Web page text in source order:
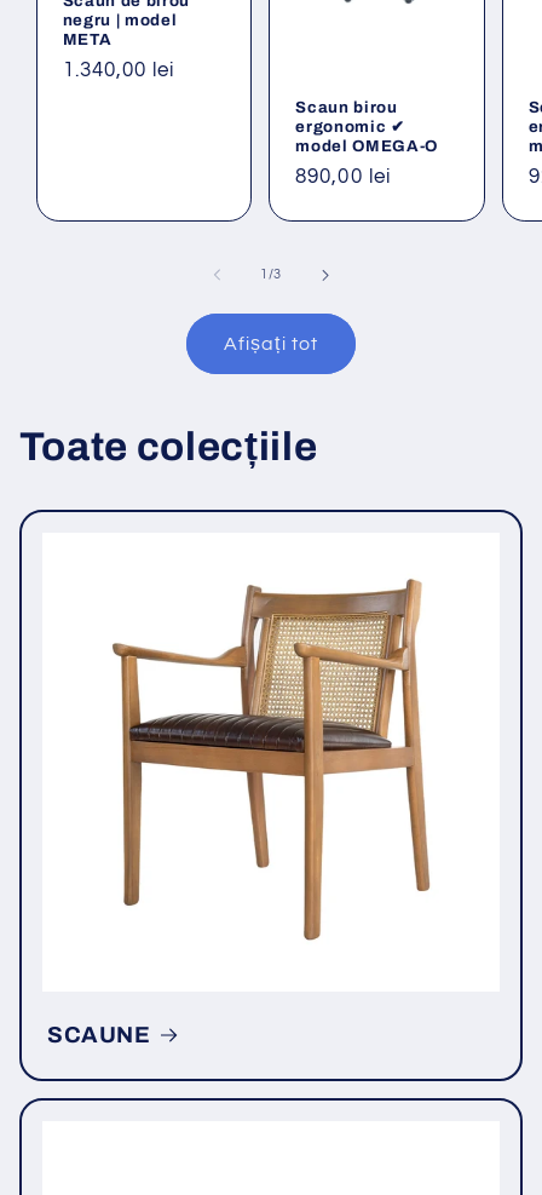
negru | model
META
Preț
1.340,00 lei
Scaun birou
ergonomic ✔
model OMEGA-O
Preț
890,00 lei
/din
3
Afișați tot
Toate colecțiile
SCAUNE